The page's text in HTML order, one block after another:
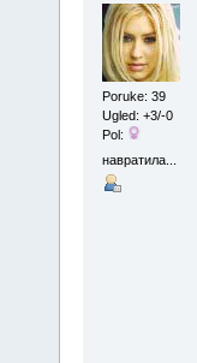
Poruke: 39
Ugled: +3/-0
Pol:
навратила...